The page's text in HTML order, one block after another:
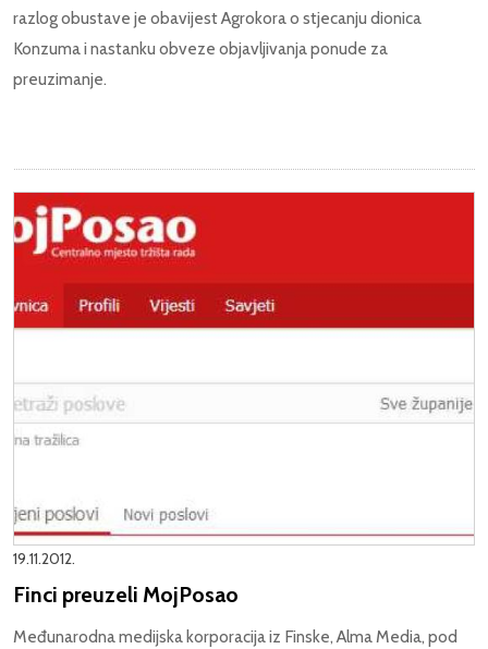
razlog obustave je obavijest Agrokora o stjecanju dionica
Konzuma i nastanku obveze objavljivanja ponude za
preuzimanje.
19.11.2012.
Finci preuzeli MojPosao
Međunarodna medijska korporacija iz Finske, Alma Media, pod